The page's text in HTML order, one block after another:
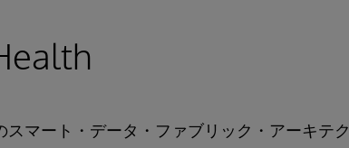
マート・データ・ファブリック・アーキテク